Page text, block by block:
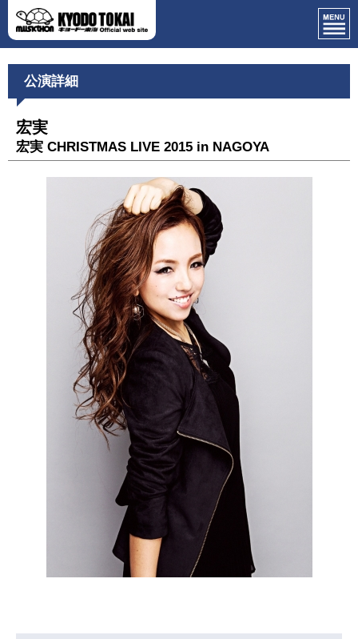
公演詳細
宏実
宏実 CHRISTMAS LIVE 2015 in NAGOYA